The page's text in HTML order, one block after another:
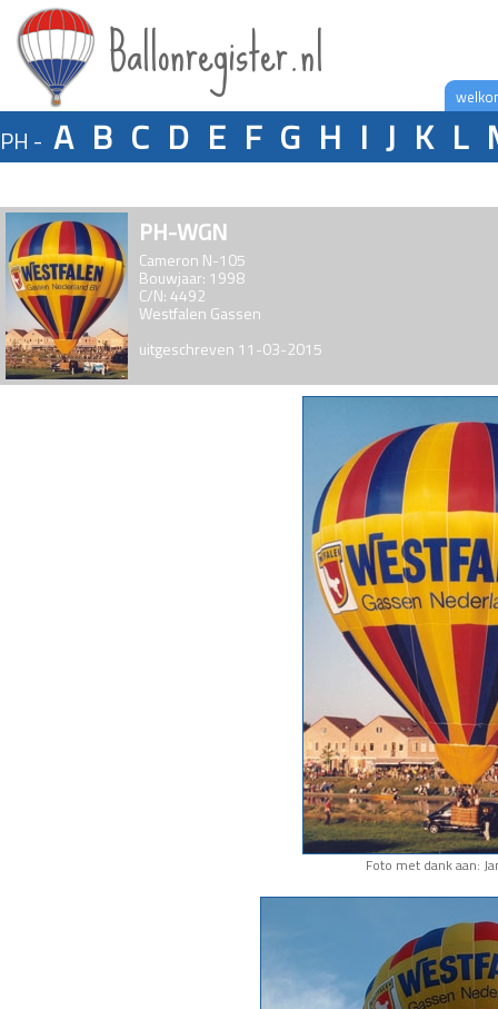
Ballonregister.nl
PH - A B C D E F G H I J K L
PH-WGN
Cameron N-105
Bouwjaar: 1998
C/N: 4492
Westfalen Gassen
uitgeschreven 11-03-2015
Foto met dank aan: